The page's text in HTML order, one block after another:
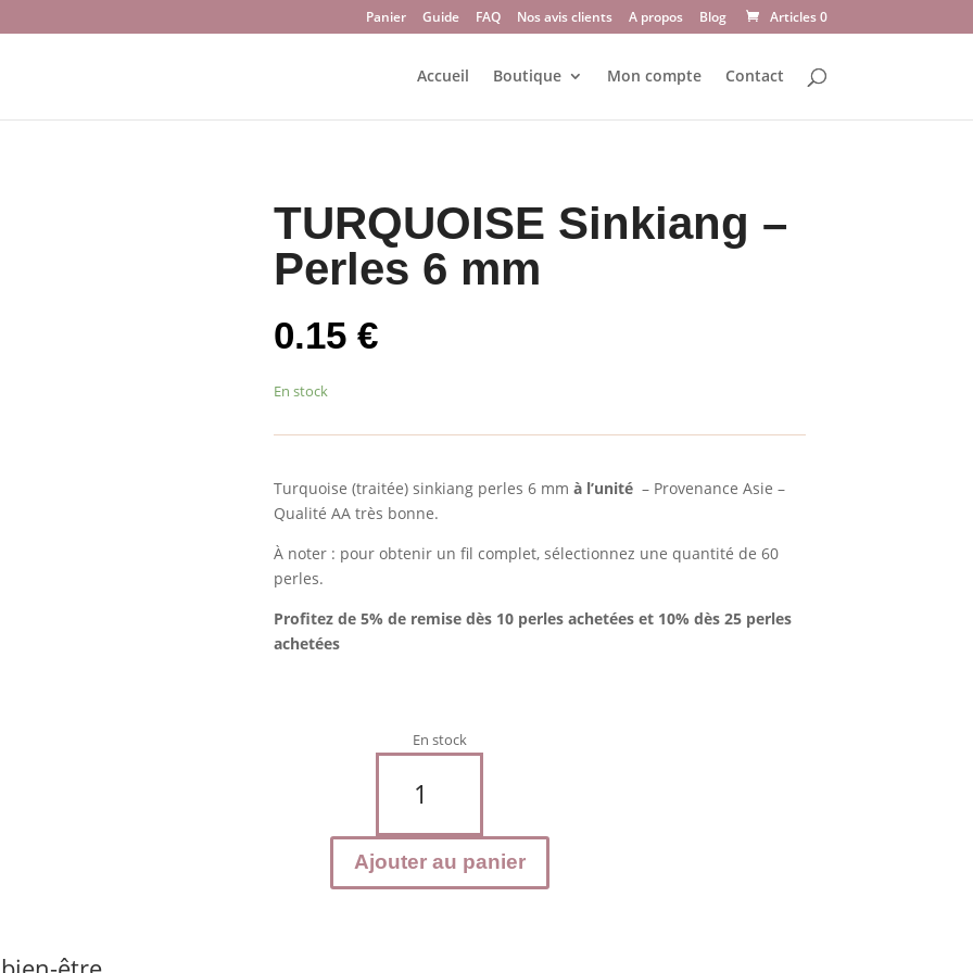
Panier Guide FAQ Nos avis clients A propos Blog Articles 0
Accueil Boutique Mon compte Contact
TURQUOISE Sinkiang –
Perles 6 mm
0.15€
En stock
Turquoise (traitée) sinkiang perles 6 mmà l’unité – Provenance Asie –
Qualité AA très bonne.
À noter : pour obtenir un fil complet, sélectionnez une quantité de 60
perles.
Profitez de 5% de remise dès 10 perles achetées et 10% dès 25 perles
achetées
En stock
Sinkiang
-
Perles
Ajouter au panier